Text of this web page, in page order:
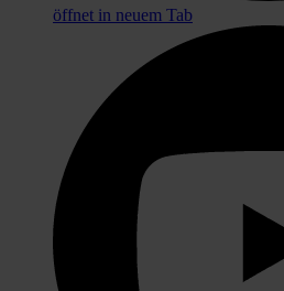
öffnet in neuem Tab